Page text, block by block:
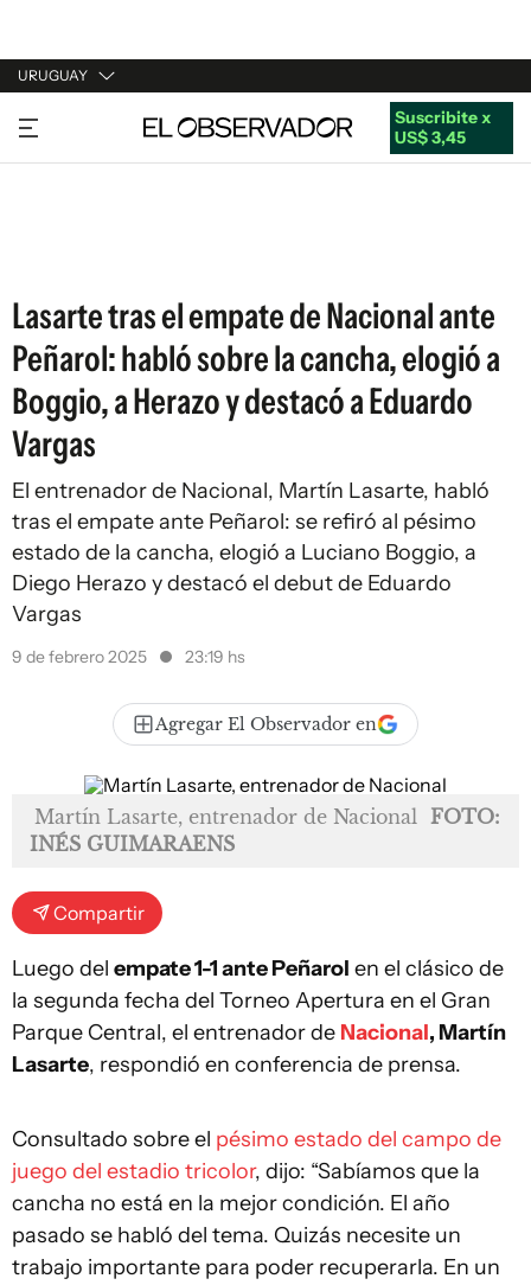
URUGUAY
URUGUAY
ARGENTINA
Suscribite x
US$ 3,45
Lasarte tras el empate de Nacional ante
Peñarol: habló sobre la cancha, elogió a
Boggio, a Herazo y destacó a Eduardo
Vargas
El entrenador de Nacional, Martín Lasarte, habló
tras el empate ante Peñarol: se refiró al pésimo
estado de la cancha, elogió a Luciano Boggio, a
Diego Herazo y destacó el debut de Eduardo
Vargas
9 de febrero 2025 23:19 hs
Agregar El Observador en
Martín Lasarte, entrenador de Nacional FOTO:
INÉS GUIMARAENS
Compartir
Luego del empate 1-1 ante Peñarol en el clásico de
la segunda fecha del Torneo Apertura en el Gran
Parque Central, el entrenador de Nacional, Martín
Lasarte, respondió en conferencia de prensa.
Consultado sobre el pésimo estado del campo de
juego del estadio tricolor, dijo: “Sabíamos que la
cancha no está en la mejor condición. El año
pasado se habló del tema. Quizás necesite un
trabajo importante para poder recuperarla. En un